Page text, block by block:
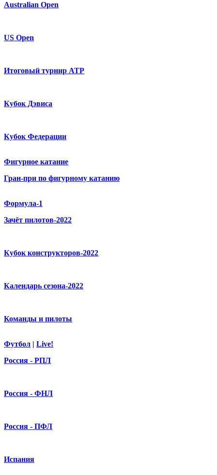
Australian Open
US Open
Итоговый турнир ATP
Кубок Дэвиса
Кубок Федерации
Фигурное катание
Гран-при по фигурному катанию
Формула-1
Зачёт пилотов-2022
Кубок конструкторов-2022
Календарь сезона-2022
Команды и пилоты
Футбол | Live!
Россия - РПЛ
Россия - ФНЛ
Россия - ПФЛ
Испания